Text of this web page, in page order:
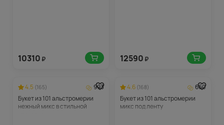
10310 ₽ 12590 ₽
4.5 (165)
993
Букет из 101 альстромерии
нежный микс в стильной
4.6 (168)
660
Букет из 101 альстромерии
микс под ленту